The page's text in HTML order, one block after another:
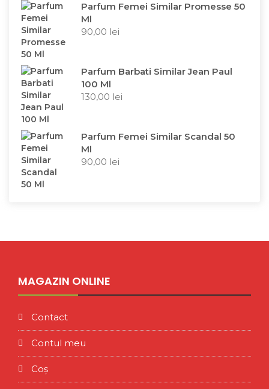
Parfum Femei Similar Promesse 50
Ml
90,00 lei
Parfum Barbati Similar Jean Paul
100 Ml
130,00 lei
Parfum Femei Similar Scandal 50
Ml
90,00 lei
MAGAZIN ONLINE
Contact
Contul meu
Coș